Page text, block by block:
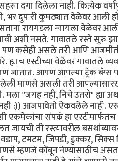
दगा दिलेला नाही. कित्येक
दुपारी कुमठ्यात वेळेवर आली
रायगडला न्यायला वेळेवर
अशी नसते. गावातले रस्ते सुरु
पण कसेही असले तरी आणि
एस्टीच्या वेळेवर गावातले
जातात. आपण आपल्या ट्रेक बॅग्स
माणसे असली तरी
"जगह नही, निचे उतरो" ह्या
:)) आजपावेतो ऐकवलेले नाही.
एकमेकांचा संपर्क हा एस्टीमार्फतच
ती रस्त्यावरील
टमटम, जिपडी, डुक्कर,
म्हणजे कोंबून नेण्यासाठीच